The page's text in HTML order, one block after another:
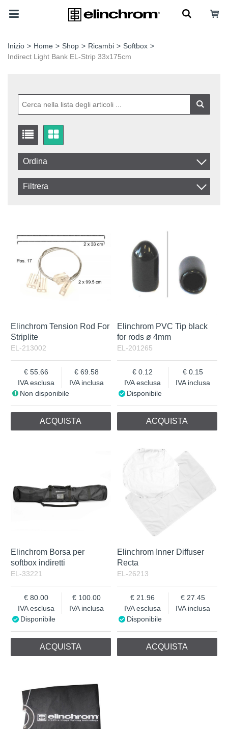
Inizio > Home > Shop > Ricambi > Softbox >
Indirect Light Bank EL-Strip 33x175cm
Ordina
Artikelkod
IVA Inclusa
Filtrera
Elinchrom Tension Rod For
Striplite
EL-213002
IVA esclusa
55.66
IVA inclusa
69.58
Non disponibile
ACQUISTA
Elinchrom PVC Tip black
for rods ø 4mm
EL-201265
IVA esclusa
0.12
IVA inclusa
0.15
Disponibile
ACQUISTA
Elinchrom Borsa per
softbox indiretti
EL-33221
IVA esclusa
80.00
IVA inclusa
100.00
Disponibile
ACQUISTA
Elinchrom Inner Diffuser
Recta
EL-26213
IVA esclusa
21.96
IVA inclusa
27.45
Disponibile
ACQUISTA